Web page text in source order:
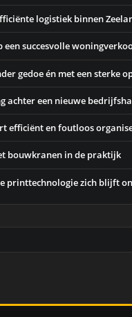
logistiek binnen
succesvolle
gedoe én met een sterke
achter een nieuwe
efficiënt en foutloos
bouwkranen in de praktijk
printtechnologie zich blijft